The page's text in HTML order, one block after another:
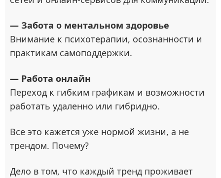
— Забота о ментальном здоровье
Внимание к психотерапии, осознанности и
практикам самоподдержки.
— Работа онлайн
Переход к гибким графикам и возможности
работать удаленно или гибридно.
Все это кажется уже нормой жизни, а не
трендом. Почему?
Дело в том, что каждый тренд проживает